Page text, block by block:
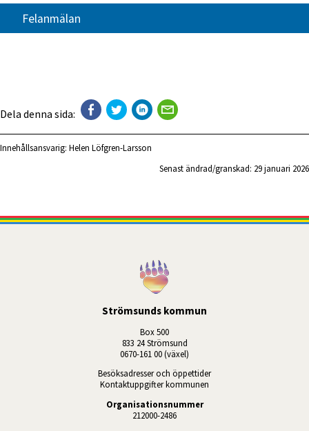
Felanmälan
Dela denna sida:
Innehållsansvarig: Helen Löfgren-Larsson
Senast ändrad/granskad: 29 januari 2026
Strömsunds kommun
Box 500
833 24 Strömsund
0670-161 00 (växel)
Besöksadresser och öppettider
Kontaktuppgifter kommunen
Organisationsnummer
212000-2486